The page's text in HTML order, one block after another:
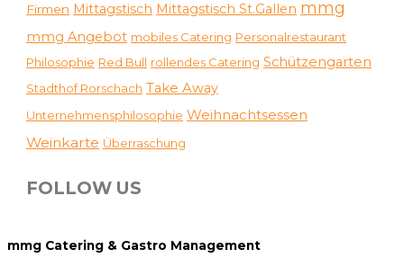
Firmen Mittagstisch Mittagstisch St.Gallen mmg
mmg Angebot mobiles Catering Personalrestaurant
Philosophie Red Bull rollendes Catering Schützengarten
Stadthof Rorschach Take Away
Unternehmensphilosophie Weihnachtsessen
Weinkarte Überraschung
FOLLOW US
mmg Catering & Gastro Management